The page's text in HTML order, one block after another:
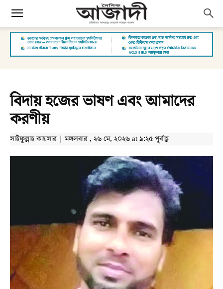
বিদায় হজের ভাষণ এবং আমাদের
করণীয়
সাইফুল্লাহ কায়সার | মঙ্গলবার , ২৬ মে, ২০২৬ at ৯:২৫ পূর্বাহ্ণ